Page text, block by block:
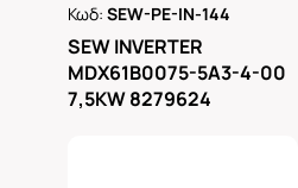
Κωδ:SEW-PE-IN-144
SEW INVERTER
MDX61B0075-5A3-4-00
7,5KW 8279624